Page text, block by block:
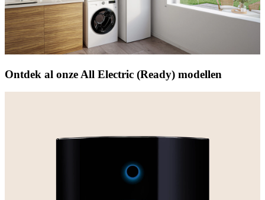
Ontdek al onze All Electric (Ready) modellen